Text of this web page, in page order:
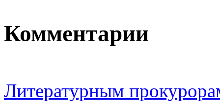
Комментарии
Литературным